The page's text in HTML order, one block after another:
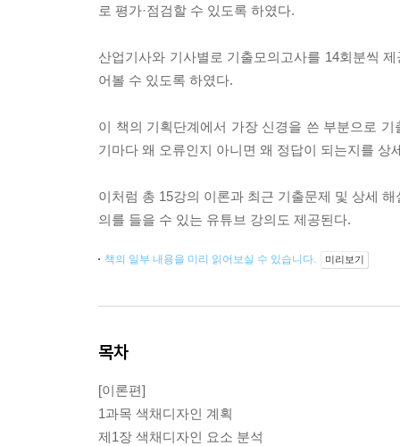
로 평가·점검할 수 있도록 하였다.
산업기사와 기사별로 기출모의고사를 14회분씩
어볼 수 있도록 하였다.
이 책의 기획단계에서 가장 신경을 쓴 부분으로
기마다 왜 오류인지 아니면 왜 정답이 되는지를
이처럼 총 15강의 이론과 최근 기출문제 및 상세
의를 들을 수 있는 유튜브 강의도 제공된다.
책의 일부 내용을 미리 읽어보실 수 있습니다. 미리보기
목차
[이론편]
1과목 색채디자인 계획
제1장 색채디자인 요소 분석